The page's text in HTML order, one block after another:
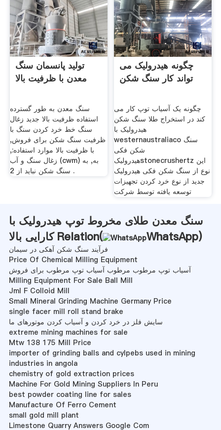
تولید پانسمان سنگ
معدن با ظرفیت بالا
سنگ معدن به طور گسترده
استفاده ظرفیت بالا جدید زغال
سنگ خط خرد کردن سنگ با
ظرفیت سنگ شکن برای فروش,
با ظرفیت بالا موارد استفاده:,
زغال سنگ و آب (cwm) به, به
سنگ شکن نبايد از 2 .
چگونه هیدرولیک می
تواند کار سنگ شکن
چگونه یک آسیاب توپ کار می
کند در استخراج طلا سنگ شکن
هیدرولیک با
westernaustraliaco سنگ
شکن فکی
هیدرولیکstonecrushertz این
نوع از سنگ شکن فکی هیدرولیک
جدید از نوع خرد کردن تجهیزات
توسعه یافته توسط شرکت
سنگ معدن طلای مخروط توپ هیدرولیک با
کارایی بالا Relation(
WhatsApp)
فرآیند سنگ شکن آهکی در سیمان
Price Of Chemical Milling Equipment
آسیاب توپ مرطوب مرطوب آسیاب توپ مرطوب برای فروش
Milling Equipment For Sale Ball Mill
Jml F Colloid Mill
Small Mineral Grinding Machine Germany Price
single facer mill roll stand brake
سایش فلز در خرد کردن و آسیاب کردن موتورهای ما
extreme mining machines for sale
Mtw 138 175 Mill Price
importer of grinding balls and cylpebs used in mining
industries in angola
chemistry of gold extraction prices
Machine For Gold Mining Suppliers In Peru
best powder coating line for sales
Manufacture Of Ferro Cement
small gold mill plant
Limestone Quarry Answers Google Com